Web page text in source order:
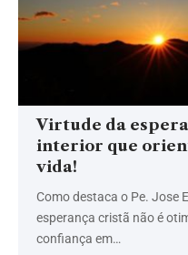
Virtude da
interior que
vida!
Como destaca o Pe. Jose
esperança cristã não é
confiança em…